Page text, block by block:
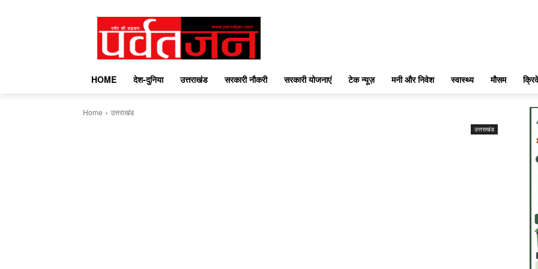
HOME देश-दुनिया उत्तराखंड सरकारी नौकरी सरकारी योजनाएं टेक न्यूज़ मनी और निवेश स्वास्थ्य मौसम
Home उत्तराखंड
उत्तराखंड